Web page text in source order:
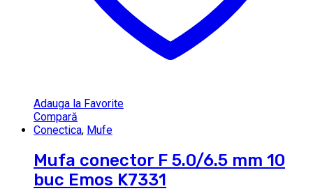
Adauga la Favorite
Compară
Conectica, Mufe
Mufa conector F 5.0/6.5 mm 10
buc Emos K7331